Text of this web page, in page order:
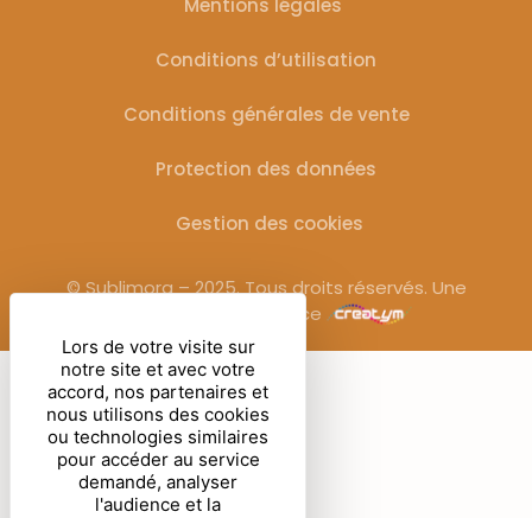
Mentions légales
Conditions d’utilisation
Conditions générales de vente
Protection des données
Gestion des cookies
© Sublimora – 2025. Tous droits réservés. Une
réalisation de l’agence
Lors de votre visite sur
notre site et avec votre
accord, nos partenaires et
nous utilisons des cookies
ou technologies similaires
pour accéder au service
demandé, analyser
l'audience et la